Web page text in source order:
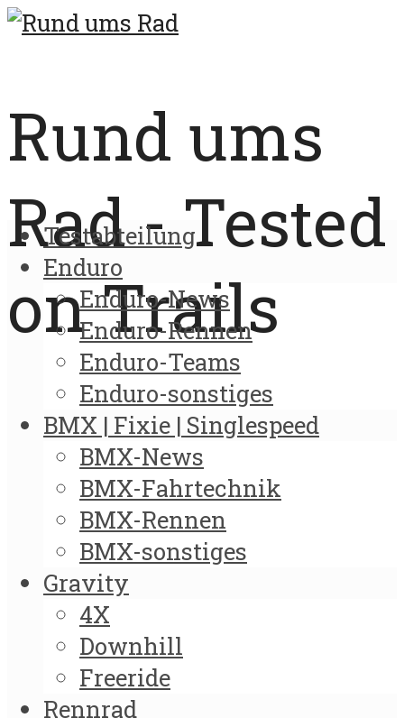
Rund ums
Rad - Tested
on Trails
Testabteilung
Enduro
Enduro-News
Enduro-Rennen
Enduro-Teams
Enduro-sonstiges
BMX | Fixie | Singlespeed
BMX-News
BMX-Fahrtechnik
BMX-Rennen
BMX-sonstiges
Gravity
4X
Downhill
Freeride
Rennrad